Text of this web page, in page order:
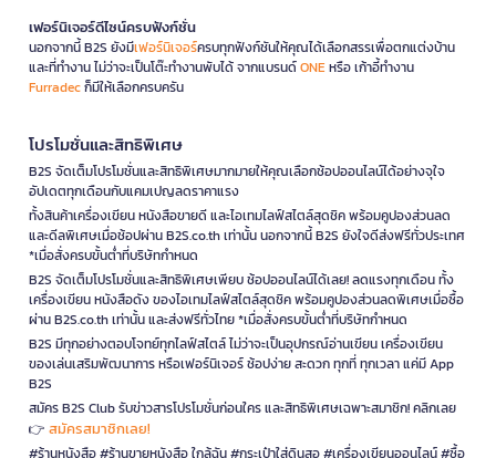
เฟอร์นิเจอร์ดีไซน์ครบฟังก์ชั่น
นอกจากนี้ B2S ยังมีเฟอร์นิเจอร์ครบทุกฟังก์ชันให้คุณได้เลือกสรรเพื่อตกแต่งบ้าน
และที่ทำงาน ไม่ว่าจะเป็นโต๊ะทำงานพับได้ จากแบรนด์ONEหรือ เก้าอี้ทำงาน
Furradecก็มีให้เลือกครบครัน
โปรโมชั่นและสิทธิพิเศษ
B2S จัดเต็มโปรโมชั่นและสิทธิพิเศษมากมายให้คุณเลือกช้อปออนไลน์ได้อย่างจุใจ
อัปเดตทุกเดือนกับแคมเปญลดราคาแรง
ทั้งสินค้าเครื่องเขียน หนังสือขายดี และไอเทมไลฟ์สไตล์สุดชิค พร้อมคูปองส่วนลด
และดีลพิเศษเมื่อช้อปผ่าน B2S.co.th เท่านั้น นอกจากนี้ B2S ยังใจดีส่งฟรีทั่วประเทศ
*เมื่อสั่งครบขั้นต่ำที่บริษัทกำหนด
B2S จัดเต็มโปรโมชั่นและสิทธิพิเศษเพียบ ช้อปออนไลน์ได้เลย! ลดแรงทุกเดือน ทั้ง
เครื่องเขียน หนังสือดัง ของไอเทมไลฟ์สไตล์สุดชิค พร้อมคูปองส่วนลดพิเศษเมื่อซื้อ
ผ่าน B2S.co.th เท่านั้น และส่งฟรีทั่วไทย *เมื่อสั่งครบขั้นต่ำที่บริษัทกำหนด
B2S มีทุกอย่างตอบโจทย์ทุกไลฟ์สไตล์ ไม่ว่าจะเป็นอุปกรณ์อ่านเขียน เครื่องเขียน
ของเล่นเสริมพัฒนาการ หรือเฟอร์นิเจอร์ ช้อปง่าย สะดวก ทุกที่ ทุกเวลา แค่มี App
B2S
สมัคร B2S Club รับข่าวสารโปรโมชั่นก่อนใคร และสิทธิพิเศษเฉพาะสมาชิก! คลิกเลย
👉 สมัครสมาชิกเลย!
#ร้านหนังสือ #ร้านขายหนังสือ ใกล้ฉัน #กระเป๋าใส่ดินสอ #เครื่องเขียนออนไลน์ #ซื้อ